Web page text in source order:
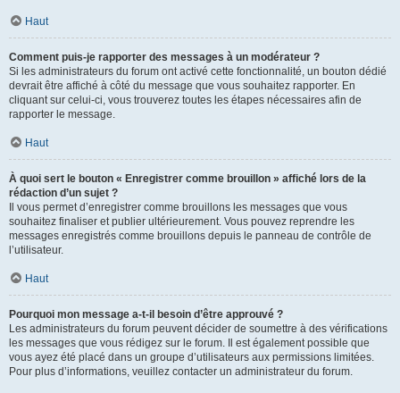
Haut
Comment puis-je rapporter des messages à un modérateur ?
Si les administrateurs du forum ont activé cette fonctionnalité, un bouton dédié
devrait être affiché à côté du message que vous souhaitez rapporter. En
cliquant sur celui-ci, vous trouverez toutes les étapes nécessaires afin de
rapporter le message.
Haut
À quoi sert le bouton « Enregistrer comme brouillon » affiché lors de la
rédaction d’un sujet ?
Il vous permet d’enregistrer comme brouillons les messages que vous
souhaitez finaliser et publier ultérieurement. Vous pouvez reprendre les
messages enregistrés comme brouillons depuis le panneau de contrôle de
l’utilisateur.
Haut
Pourquoi mon message a-t-il besoin d’être approuvé ?
Les administrateurs du forum peuvent décider de soumettre à des vérifications
les messages que vous rédigez sur le forum. Il est également possible que
vous ayez été placé dans un groupe d’utilisateurs aux permissions limitées.
Pour plus d’informations, veuillez contacter un administrateur du forum.